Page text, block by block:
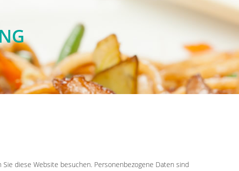
diese Website besuchen. Personenbezogene Daten sind